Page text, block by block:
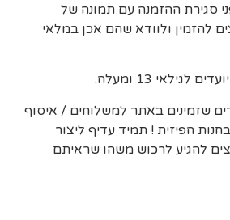
סגירת ההזמנה עם תמונה של
להזמין ולוודא שהם אכן במלאי
13 ומעלה.
שזמינים באתר למשלוחים / איסוף
הפיזית ! תמיד עדיף ליצור
להגיע לרכוש משהו שראיתם